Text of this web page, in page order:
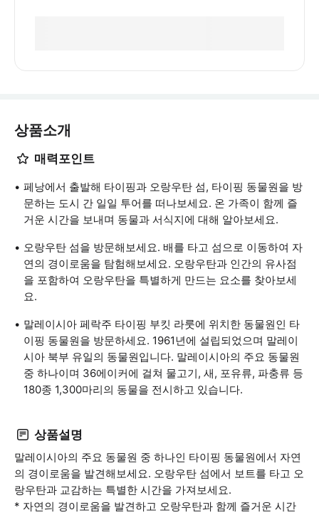
상품소개
매력포인트
페낭에서 출발해 타이핑과 오랑우탄 섬, 타이핑 동물원을 방
문하는 도시 간 일일 투어를 떠나보세요. 온 가족이 함께 즐
거운 시간을 보내며 동물과 서식지에 대해 알아보세요.
오랑우탄 섬을 방문해보세요. 배를 타고 섬으로 이동하여 자
연의 경이로움을 탐험해보세요. 오랑우탄과 인간의 유사점
을 포함하여 오랑우탄을 특별하게 만드는 요소를 찾아보세
요.
말레이시아 페락주 타이핑 부킷 라룻에 위치한 동물원인 타
이핑 동물원을 방문하세요. 1961년에 설립되었으며 말레이
시아 북부 유일의 동물원입니다. 말레이시아의 주요 동물원
중 하나이며 36에이커에 걸쳐 물고기, 새, 포유류, 파충류 등
180종 1,300마리의 동물을 전시하고 있습니다.
상품설명
말레이시아의 주요 동물원 중 하나인 타이핑 동물원에서 자연
의 경이로움을 발견해보세요. 오랑우탄 섬에서 보트를 타고 오
랑우탄과 교감하는 특별한 시간을 가져보세요.
* 자연의 경이로움을 발견하고 오랑우탄과 함께 즐거운 시간